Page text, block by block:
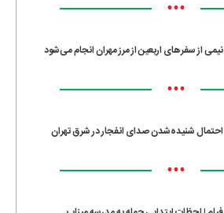
•••
نیمی از سفرهای اربعین از مرز مهران انجام می‌شود
•••
احتمال شنیده‌شدن صدای انفجار در شرق تهران
•••